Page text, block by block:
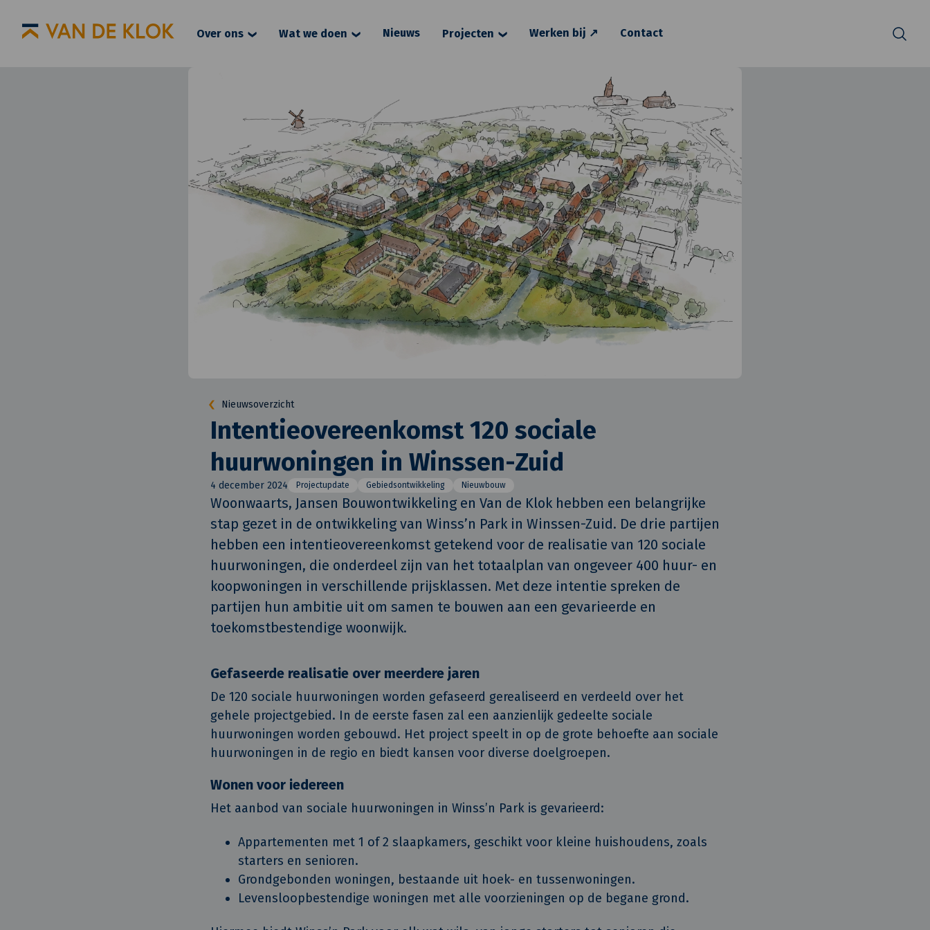
Over ons Wat we doen Nieuws Projecten Werken bij ↗ Contact Zoeken
Nieuwsoverzicht
Intentieovereenkomst 120 sociale
huurwoningen in Winssen-Zuid
4 december 2024 Projectupdate Gebiedsontwikkeling Nieuwbouw
Woonwaarts, Jansen Bouwontwikkeling en Van de Klok hebben een belangrijke
stap gezet in de ontwikkeling van Winss’n Park in Winssen-Zuid. De drie partijen
hebben een intentieovereenkomst getekend voor de realisatie van 120 sociale
huurwoningen, die onderdeel zijn van het totaalplan van ongeveer 400 huur- en
koopwoningen in verschillende prijsklassen. Met deze intentie spreken de
partijen hun ambitie uit om samen te bouwen aan een gevarieerde en
toekomstbestendige woonwijk.
Gefaseerde realisatie over meerdere jaren
De 120 sociale huurwoningen worden gefaseerd gerealiseerd en verdeeld over het
gehele projectgebied. In de eerste fasen zal een aanzienlijk gedeelte sociale
huurwoningen worden gebouwd. Het project speelt in op de grote behoefte aan sociale
huurwoningen in de regio en biedt kansen voor diverse doelgroepen.
Wonen voor iedereen
Het aanbod van sociale huurwoningen in Winss’n Park is gevarieerd:
Appartementen met 1 of 2 slaapkamers, geschikt voor kleine huishoudens, zoals
starters en senioren.
Grondgebonden woningen, bestaande uit hoek- en tussenwoningen.
Levensloopbestendige woningen met alle voorzieningen op de begane grond.